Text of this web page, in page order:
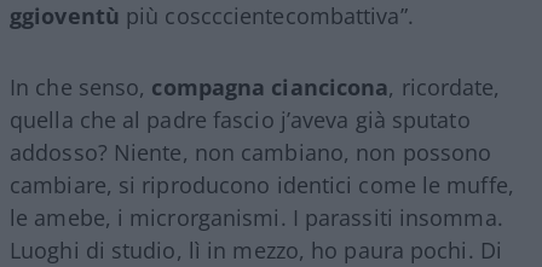
ggioventù più coscccientecombattiva”.
In che senso, compagna ciancicona, ricordate,
quella che al padre fascio j’aveva già sputato
addosso? Niente, non cambiano, non possono
cambiare, si riproducono identici come le muffe,
le amebe, i microrganismi. I parassiti insomma.
Luoghi di studio, lì in mezzo, ho paura pochi. Di